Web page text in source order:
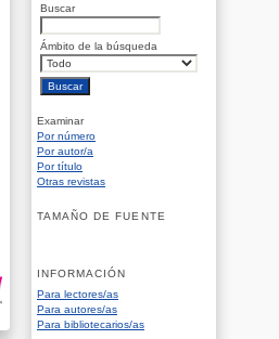
Buscar
Ámbito de la búsqueda
Examinar
Por número
Por autor/a
Por título
Otras revistas
TAMAÑO DE FUENTE
INFORMACIÓN
Para lectores/as
Para autores/as
Para bibliotecarios/as